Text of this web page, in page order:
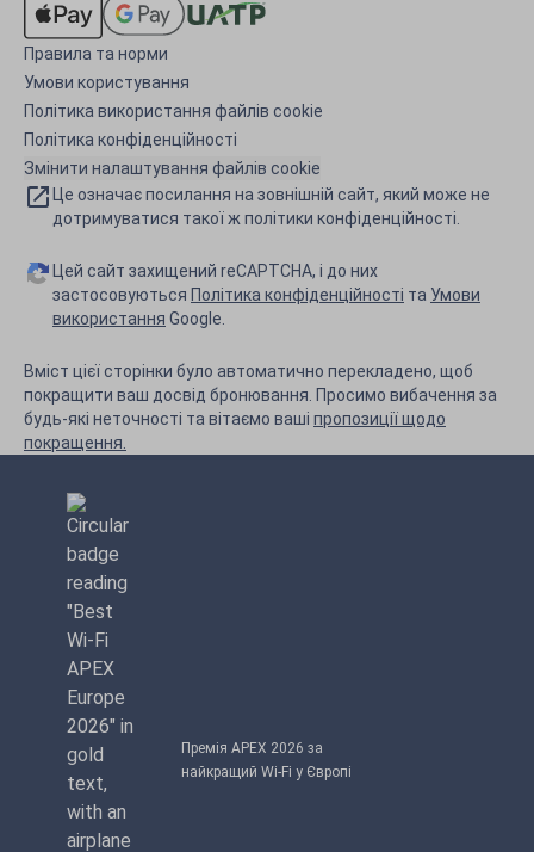
Правила та норми
Умови користування
Політика використання файлів cookie
Політика конфіденційності
Змінити налаштування файлів cookie
Це означає посилання на зовнішній сайт, який може не
дотримуватися такої ж політики конфіденційності.
Цей сайт захищений reCAPTCHA, і до них
застосовуються Політика конфіденційності та Умови
використання Google.
Вміст цієї сторінки було автоматично перекладено, щоб
покращити ваш досвід бронювання. Просимо вибачення за
будь-які неточності та вітаємо ваші пропозиції щодо
покращення.
Премія APEX 2026 за
найкращий Wi-Fi у Європі